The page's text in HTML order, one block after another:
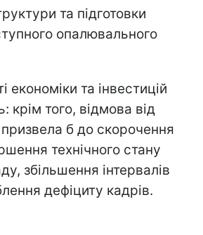
та підготовки
опалювального
економіки та інвестицій
того, відмова від
б до скорочення
технічного стану
збільшення інтервалів
дефіциту кадрів.